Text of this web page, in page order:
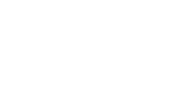
to the PwC network and/or one or
of which is a separate legal entity.